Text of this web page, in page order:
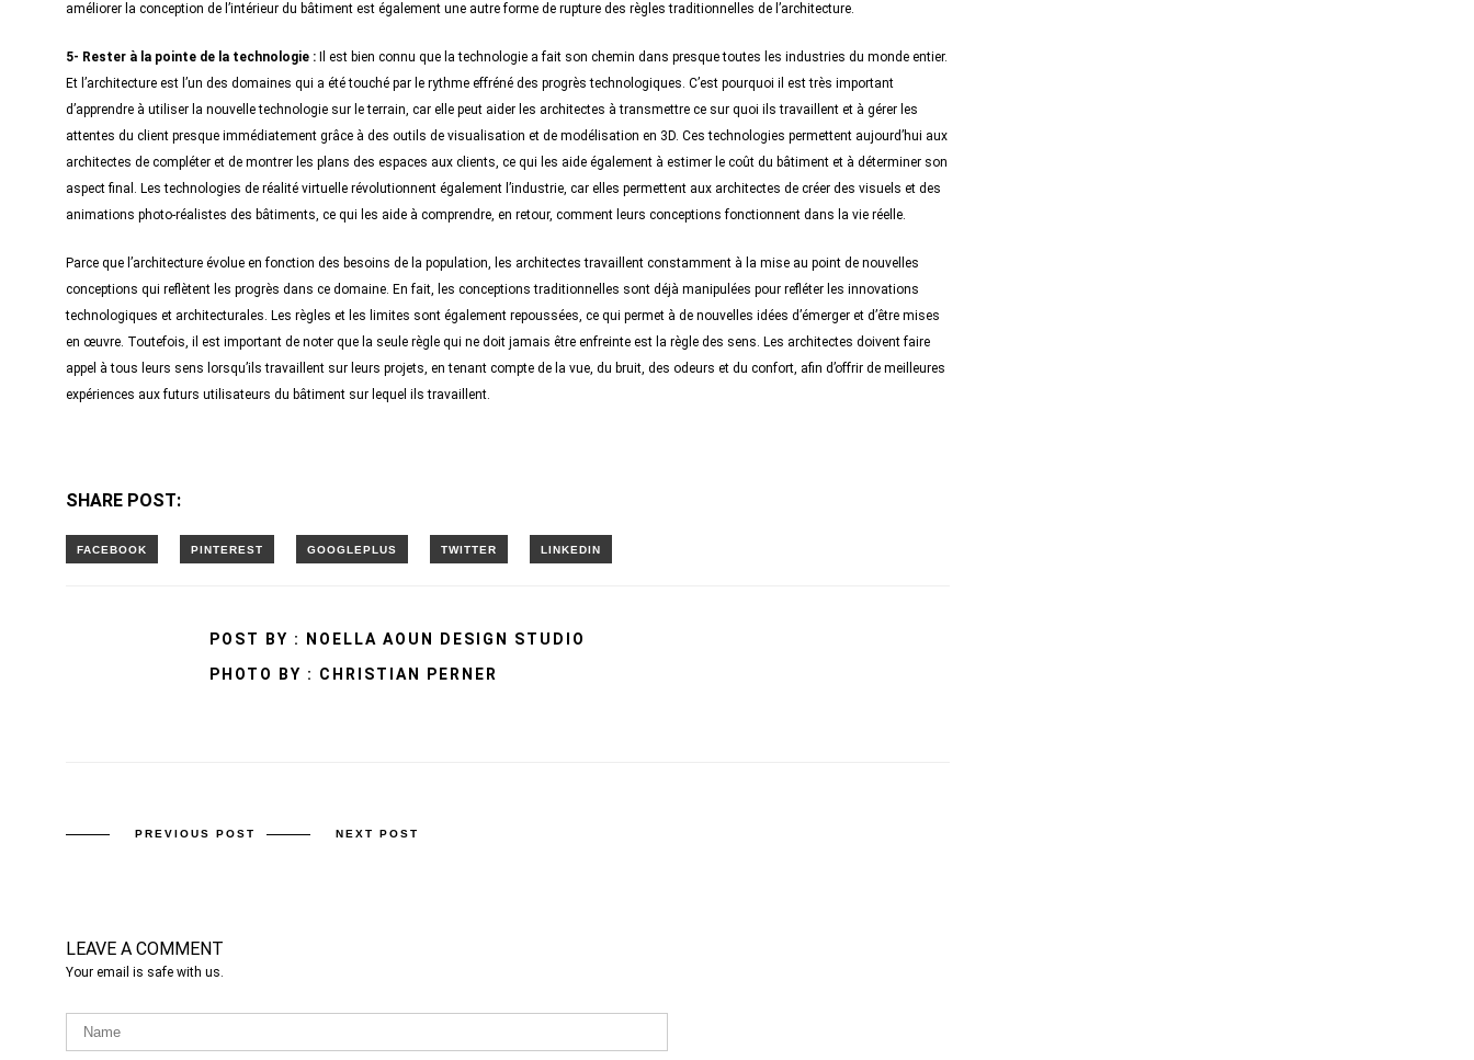
améliorer la conception de l’intérieur du bâtiment est également une autre forme de rupture des règles traditionnelles de l’architecture.
5- Rester à la pointe de la technologie : Il est bien connu que la technologie a fait son chemin dans presque toutes les industries du monde entier.
Et l’architecture est l’un des domaines qui a été touché par le rythme effréné des progrès technologiques. C’est pourquoi il est très important
d’apprendre à utiliser la nouvelle technologie sur le terrain, car elle peut aider les architectes à transmettre ce sur quoi ils travaillent et à gérer les
attentes du client presque immédiatement grâce à des outils de visualisation et de modélisation en 3D. Ces technologies permettent aujourd’hui aux
architectes de compléter et de montrer les plans des espaces aux clients, ce qui les aide également à estimer le coût du bâtiment et à déterminer son
aspect final. Les technologies de réalité virtuelle révolutionnent également l’industrie, car elles permettent aux architectes de créer des visuels et des
animations photo-réalistes des bâtiments, ce qui les aide à comprendre, en retour, comment leurs conceptions fonctionnent dans la vie réelle.
Parce que l’architecture évolue en fonction des besoins de la population, les architectes travaillent constamment à la mise au point de nouvelles
conceptions qui reflètent les progrès dans ce domaine. En fait, les conceptions traditionnelles sont déjà manipulées pour refléter les innovations
technologiques et architecturales. Les règles et les limites sont également repoussées, ce qui permet à de nouvelles idées d’émerger et d’être mises
en œuvre. Toutefois, il est important de noter que la seule règle qui ne doit jamais être enfreinte est la règle des sens. Les architectes doivent faire
appel à tous leurs sens lorsqu’ils travaillent sur leurs projets, en tenant compte de la vue, du bruit, des odeurs et du confort, afin d’offrir de meilleures
expériences aux futurs utilisateurs du bâtiment sur lequel ils travaillent.
SHARE POST:
POST BY : NOELLA AOUN DESIGN STUDIO
PHOTO BY : CHRISTIAN PERNER
PREVIOUS POST NEXT POST
LEAVE A COMMENT
Your email is safe with us.